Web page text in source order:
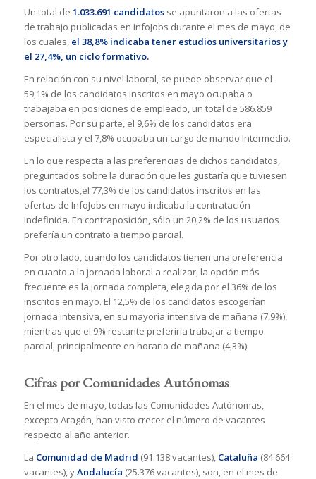
Un total de 1.033.691 candidatosse apuntaron a las ofertas
de trabajo publicadas en InfoJobs durante el mes de mayo, de
los cuales, el 38,8% indicaba tener estudios universitarios y
el 27,4%, un ciclo formativo.
En relación con su nivel laboral, se puede observar que el
59,1% de los candidatos inscritos en mayo ocupaba o
trabajaba en posiciones de empleado, un total de 586.859
personas. Por su parte, el 9,6% de los candidatos era
especialista y el 7,8% ocupaba un cargo de mando Intermedio.
En lo que respecta a las preferencias de dichos candidatos,
preguntados sobre la duración que les gustaría que tuviesen
los contratos,el 77,3% de los candidatos inscritos en las
ofertas de InfoJobs en mayo indicaba la contratación
indefinida. En contraposición, sólo un 20,2% de los usuarios
prefería un contrato a tiempo parcial.
Por otro lado, cuando los candidatos tienen una preferencia
en cuanto a la jornada laboral a realizar, la opción más
frecuente es la jornada completa, elegida por el 36% de los
inscritos en mayo. El 12,5% de los candidatos escogerían
jornada intensiva, en su mayoría intensiva de mañana (7,9%),
mientras que el 9% restante preferiría trabajar a tiempo
parcial, principalmente en horario de mañana (4,3%).
Cifras por Comunidades Autónomas
En el mes de mayo, todas las Comunidades Autónomas,
excepto Aragón, han visto crecer el número de vacantes
respecto al año anterior.
La Comunidad de Madrid (91.138 vacantes),Cataluña (84.664
vacantes), yAndalucía (25.376 vacantes), son, en el mes de